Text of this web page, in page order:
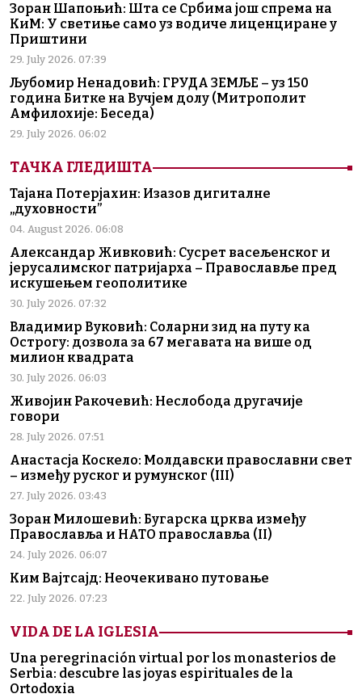
Зоран Шапоњић: Шта се Србима још спрема на
КиМ: У светиње само уз водиче лиценциране у
Приштини
29. July 2026. 07:39
Љубомир Ненадовић: ГРУДА ЗЕМЉЕ – уз 150
година Битке на Вучјем долу (Митрополит
Амфилохије: Беседа)
29. July 2026. 06:02
ТАЧКА ГЛЕДИШТА
Тајана Потерјахин: Изазов дигиталне
„духовности”
04. August 2026. 06:08
Александар Живковић: Сусрет васељенског и
јерусалимског патријарха – Православље пред
искушењем геополитике
30. July 2026. 07:32
Владимир Вуковић: Соларни зид на путу ка
Острогу: дозвола за 67 мегавата на више од
милион квадрата
30. July 2026. 06:03
Живојин Ракочевић: Неслобода другачије
говори
28. July 2026. 07:51
Анастасја Коскело: Молдавски православни свет
– између руског и румунског (III)
27. July 2026. 03:43
Зоран Милошевић: Бугарска црква између
Православља и НАТО православља (II)
24. July 2026. 06:07
Ким Вајтсајд: Неочекивано путовање
22. July 2026. 07:23
VIDA DE LA IGLESIA
Una peregrinación virtual por los monasterios de
Serbia: descubre las joyas espirituales de la
Ortodoxia